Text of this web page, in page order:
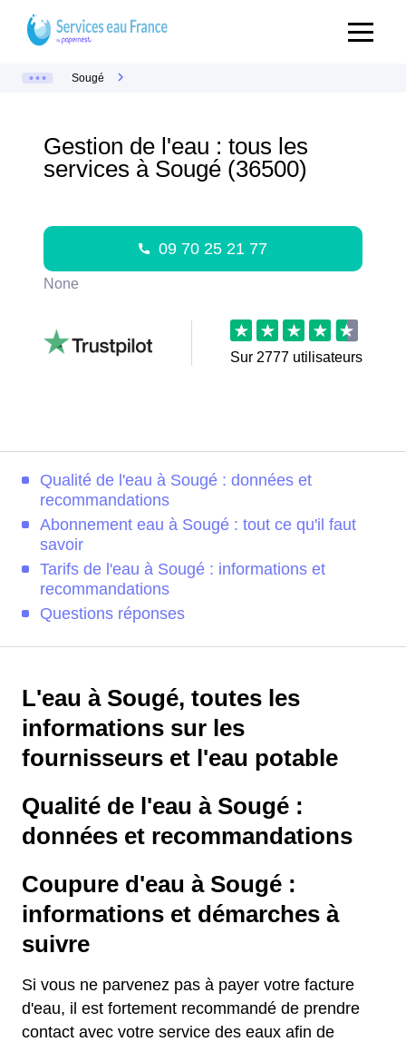
Sougé
Gestion de l'eau : tous les
services à Sougé (36500)
09 70 25 21 77
None
Sur 2777 utilisateurs
Qualité de l'eau à Sougé : données et
recommandations
Abonnement eau à Sougé : tout ce qu'il faut
savoir
Tarifs de l'eau à Sougé : informations et
recommandations
Questions réponses
L'eau à Sougé, toutes les
informations sur les
fournisseurs et l'eau potable
Qualité de l'eau à Sougé :
données et recommandations
Coupure d'eau à Sougé :
informations et démarches à
suivre
Si vous ne parvenez pas à payer votre facture
d'eau, il est fortement recommandé de prendre
contact avec votre service des eaux afin de